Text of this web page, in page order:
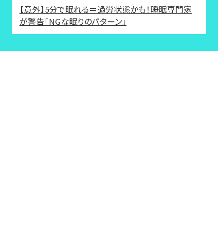
【意外】5分で眠れる＝過労状態かも！睡眠専門家
が警告「NGな眠りのパターン」